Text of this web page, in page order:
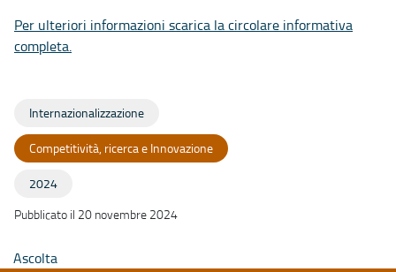
Per ulteriori informazioni scarica la circolare informativa
completa.
Internazionalizzazione
Competitività, ricerca e Innovazione
2024
Pubblicato il 20 novembre 2024
Ascolta